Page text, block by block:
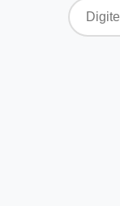
Pesquisar
por: